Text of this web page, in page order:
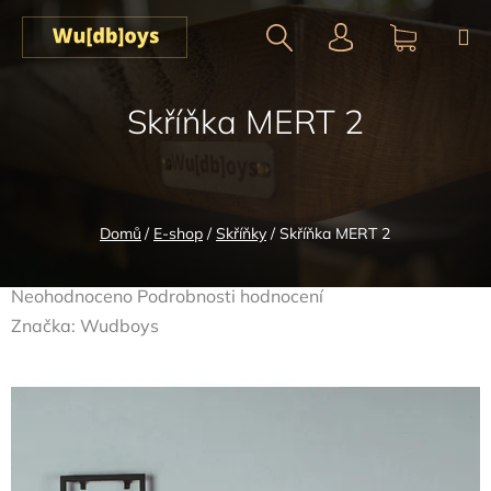
Přejít
obsah
Domů / E-shop / Skříňky / Skříňka MERT 2
Skříňka MERT 2
Průměrné
hodnocení
je
Neohodnoceno Podrobnosti hodnocení
Značka: Wudboys